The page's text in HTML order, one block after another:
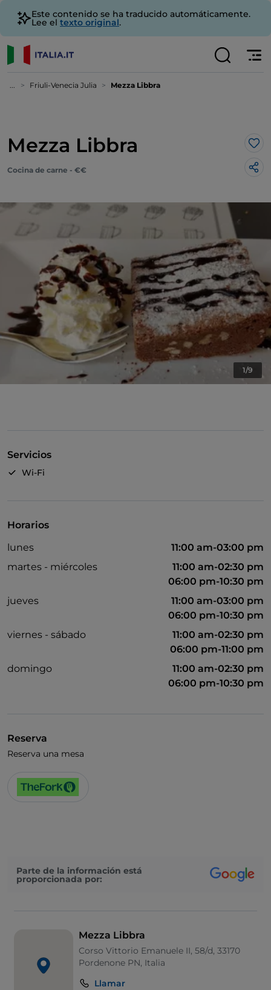
Este contenido se ha traducido automáticamente.
Lee el texto original.
... Friuli-Venecia Julia Mezza Libbra
Mezza Libbra Me
Cocina de carne - €€
1/9
Servicios
Wi-Fi
Horarios
lunes
11:00 am-03:00 pm
martes - miércoles
11:00 am-02:30 pm
06:00 pm-10:30 pm
jueves
11:00 am-03:00 pm
06:00 pm-10:30 pm
viernes - sábado
11:00 am-02:30 pm
06:00 pm-11:00 pm
domingo
11:00 am-02:30 pm
06:00 pm-10:30 pm
Reserva
Reserva una mesa
Parte de la información está
proporcionada por:
Mezza Libbra
Corso Vittorio Emanuele II, 58/d, 33170
Pordenone PN, Italia
Llamar